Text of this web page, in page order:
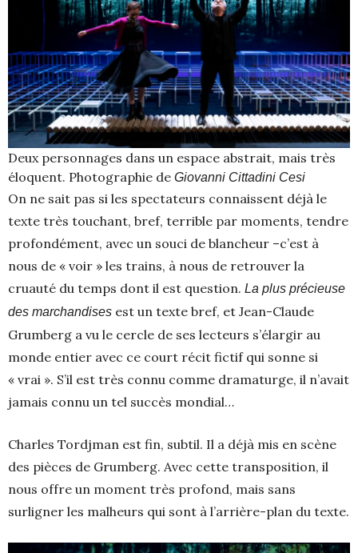
Deux personnages dans un espace abstrait, mais très
éloquent. Photographie de Giovanni Cittadini Cesi
On ne sait pas si les spectateurs connaissent déjà le
texte très touchant, bref, terrible par moments, tendre
profondément, avec un souci de blancheur –c’est à
nous de « voir » les trains, à nous de retrouver la
cruauté du temps dont il est question. La plus précieuse
des marchandises est un texte bref, et Jean-Claude
Grumberg a vu le cercle de ses lecteurs s’élargir au
monde entier avec ce court récit fictif qui sonne si
« vrai ». S’il est très connu comme dramaturge, il n’avait
jamais connu un tel succès mondial…
Charles Tordjman est fin, subtil. Il a déjà mis en scène
des pièces de Grumberg. Avec cette transposition, il
nous offre un moment très profond, mais sans
surligner les malheurs qui sont à l’arrière-plan du texte.